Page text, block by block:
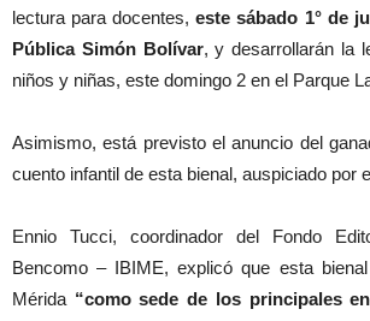
lectura para docentes,este sábado 1° de
Pública Simón Bolívar, y desarrollarán la
niños y niñas, este domingo 2 en el Parque
Asimismo, está previsto el anuncio del
cuento infantil de esta bienal, auspiciado por
Ennio Tucci, coordinador del Fondo
Bencomo – IBIME, explicó que esta
Mérida “como sede de los principales